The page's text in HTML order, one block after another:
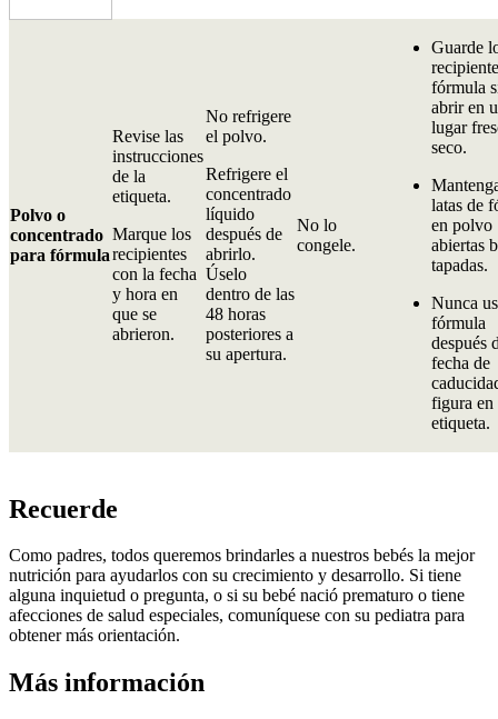
Polvo o
concentrado
para fórmula
Revise las
instrucciones
de la
etiqueta.
Marque los
recipientes
con la fecha
y hora en
que se
abrieron.
No refrigere
el polvo.
Refrigere el
concentrado
líquido
después de
abrirlo.
Úselo
dentro de las
48 horas
posteriores a
su apertura.
No lo
congele.
Guarde
fórmula
abrir en
lugar
seco.
latas de
en polvo
abiertas
tapadas.
Nunca
fórmula
después
fecha de
figura en
etiqueta.
Recuerde
Como padres, todos queremos brindarles a nuestros bebés la mejor
nutrición para ayudarlos con su crecimiento y desarrollo. Si tiene
alguna inquietud o pregunta, o si su bebé nació prematuro o tiene
afecciones de salud especiales, comuníquese con su pediatra para
obtener más orientación.
Más información